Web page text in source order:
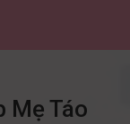
Mẹ Táo